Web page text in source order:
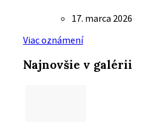
17. marca 2026
Viac oznámení
Najnovšie v galérii